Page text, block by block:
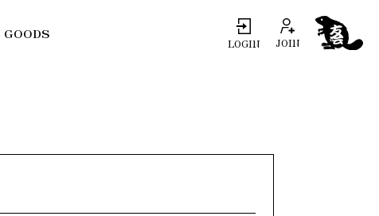
GOODS
LOGIN JOIN